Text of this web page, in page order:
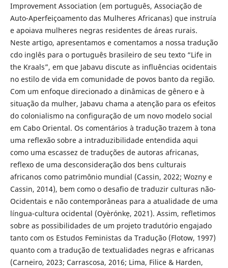
Improvement Association (em português, Associação de
Auto-Aperfeiçoamento das Mulheres Africanas) que instruía
e apoiava mulheres negras residentes de áreas rurais.
Neste artigo, apresentamos e comentamos a nossa tradução
cdo inglês para o português brasileiro de seu texto “Life in
the Kraals”, em que Jabavu discute as influências ocidentais
no estilo de vida em comunidade de povos banto da região.
Com um enfoque direcionado a dinâmicas de gênero e à
situação da mulher, Jabavu chama a atenção para os efeitos
do colonialismo na configuração de um novo modelo social
em Cabo Oriental. Os comentários à tradução trazem à tona
uma reflexão sobre a intraduzibilidade entendida aqui
como uma escassez de traduções de autoras africanas,
reflexo de uma desconsideração dos bens culturais
africanos como patrimônio mundial (Cassin, 2022; Wozny e
Cassin, 2014), bem como o desafio de traduzir culturas não-
Ocidentais e não contemporâneas para a atualidade de uma
língua-cultura ocidental (Oyèrónkẹ, 2021). Assim, refletimos
sobre as possibilidades de um projeto tradutório engajado
tanto com os Estudos Feministas da Tradução (Flotow, 1997)
quanto com a tradução de textualidades negras e africanas
(Carneiro, 2023; Carrascosa, 2016; Lima, Filice & Harden,